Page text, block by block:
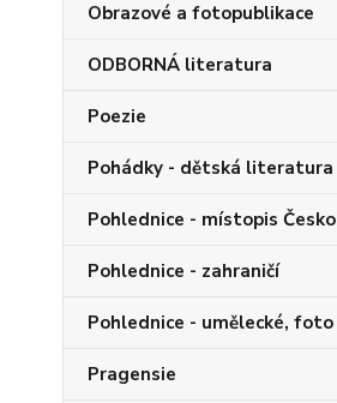
Obrazové a fotopublikace
ODBORNÁ literatura
Poezie
Pohádky - dětská literatura
Pohlednice - místopis Česko
Pohlednice - zahraničí
Pohlednice - umělecké, foto
Pragensie